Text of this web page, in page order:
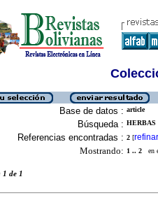
Base de datos : article
Búsqueda :
Referencias encontradas : 2 [refinar
Mostrando: 1 .. 2 en
1 de 1